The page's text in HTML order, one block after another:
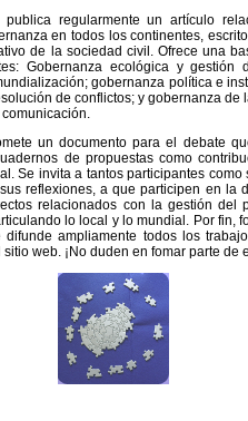
publica regularmente un artículo
en todos los continentes,
de la sociedad civil. Ofrece una
Gobernanza ecológica y gestión
gobernanza política e
de conflictos; y gobernanza de
un documento para el debate
de propuestas como
Se invita a tantos participantes
reflexiones, a que participen en la
relacionados con la gestión del
lo local y lo mundial. Por fin,
difunde ampliamente todos los
web. ¡No duden en fomar parte de